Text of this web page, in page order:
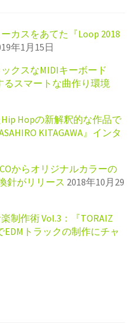
カスをあてた『Loop 2018
年1月15日
クスなMIDIキーボード
るスマートな曲作り環境
Hopの新解釈的な作品で
KITAGAWA』インタ
からオリジナルカラーの
針がリリース 2018年10月29
制作術 Vol.3：『TORAIZ
EDMトラックの制作にチャ